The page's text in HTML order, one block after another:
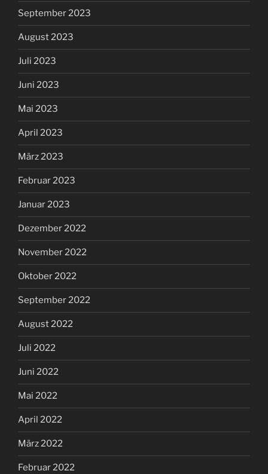
September 2023
August 2023
Juli 2023
Juni 2023
Mai 2023
April 2023
März 2023
Februar 2023
Januar 2023
Dezember 2022
November 2022
Oktober 2022
September 2022
August 2022
Juli 2022
Juni 2022
Mai 2022
April 2022
März 2022
Februar 2022